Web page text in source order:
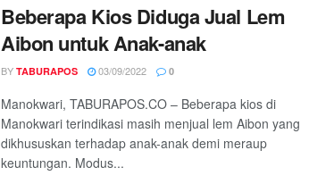
Beberapa Kios Diduga Jual Lem
Aibon untuk Anak-anak
BY TABURAPOS 03/09/2022 0
Manokwari, TABURAPOS.CO – Beberapa kios di
Manokwari terindikasi masih menjual lem Aibon yang
dikhususkan terhadap anak-anak demi meraup
keuntungan. Modus...